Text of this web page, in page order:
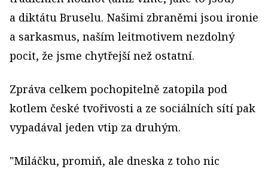
a diktátu Bruselu. Našimi zbraněmi jsou ironie
a sarkasmus, naším leitmotivem nezdolný
pocit, že jsme chytřejší než ostatní.
Zpráva celkem pochopitelně zatopila pod
kotlem české tvořivosti a ze sociálních sítí pak
vypadával jeden vtip za druhým.
"Miláčku, promiň, ale dneska z toho nic